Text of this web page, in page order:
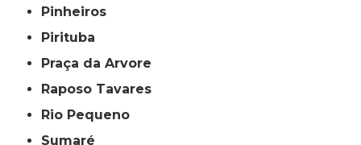
Pinheiros
Pirituba
Praça da Arvore
Raposo Tavares
Rio Pequeno
Sumaré